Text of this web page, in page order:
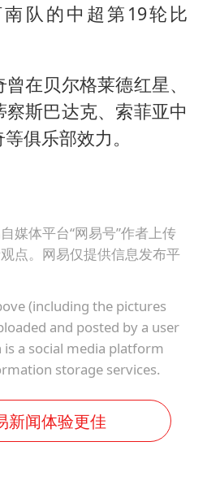
队的中超第19轮比
在贝尔格莱德红星、
斯巴达克、索菲亚中
俱乐部效力。
媒体平台“网易号”作者上传
点。网易仅提供信息发布平
(including the pictures
and posted by a user
is a social media platform
storage services.
新闻体验更佳